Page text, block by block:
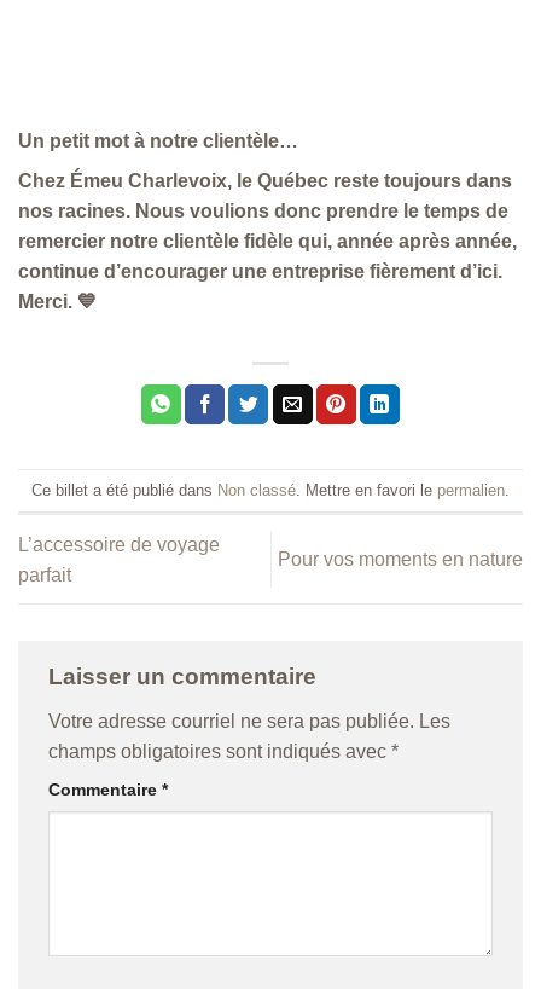
Un petit mot à notre clientèle…
Chez Émeu Charlevoix, le Québec reste toujours dans
nos racines. Nous voulions donc prendre le temps de
remercier notre clientèle fidèle qui, année après année,
continue d’encourager une entreprise fièrement d’ici.
Merci. 💙
Ce billet a été publié dans Non classé . Mettre en favori le permalien
L’accessoire de voyage
parfait
Pour vos moments en nature
Laisser un commentaire
Votre adresse courriel ne sera pas publiée. Les
champs obligatoires sont indiqués avec *
Commentaire *